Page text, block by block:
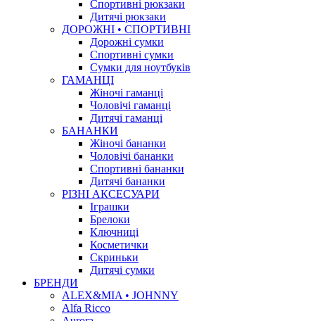
Спортивні рюкзаки
Дитячі рюкзаки
ДОРОЖНІ • СПОРТИВНІ
Дорожні сумки
Спортивні сумки
Сумки для ноутбуків
ГАМАНЦІ
Жіночі гаманці
Чоловічі гаманці
Дитячі гаманці
БАНАНКИ
Жіночі бананки
Чоловічі бананки
Спортивні бананки
Дитячі бананки
РІЗНІ АКСЕСУАРИ
Іграшки
Брелоки
Ключниці
Косметички
Скриньки
Дитячі сумки
БРЕНДИ
ALEX&MIA • JOHNNY
Alfa Ricco